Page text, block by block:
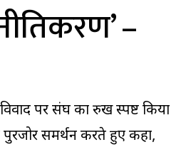
–
पर संघ का रुख स्पष्ट किया
पुरजोर समर्थन करते हुए कहा,